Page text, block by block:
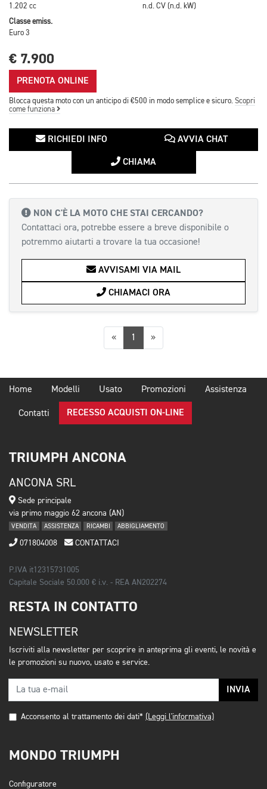
1.202 cc
n.d. CV (n.d. kW)
Classe emiss.
Euro 3
€ 7.900
PRENOTA ONLINE
Blocca questa moto con un anticipo di €500 in modo semplice e sicuro. Scopri
come funziona
RICHIEDI INFO AVVIA CHAT
CHIAMA
NON C'È LA MOTO CHE STAI CERCANDO?
Contattaci ora, potrebbe essere a breve disponibile o
potremmo aiutarti a trovare la tua occasione!
AVVISAMI VIA MAIL
CHIAMACI ORA
«Precedente
1 »Successiva
Home Modelli Usato Promozioni Assistenza
Contatti RECESSO ACQUISTI ON-LINE
TRIUMPH ANCONA
ANCONA SRL
Sede principale
via primo maggio 62 ancona (AN)
VENDITA ASSISTENZA RICAMBI ABBIGLIAMENTO
071804008 CONTATTACI
P.IVA it12315731005
Capitale Sociale 50.000 € i.v. - REA AN202274
RESTA IN CONTATTO
NEWSLETTER
Iscriviti alla newsletter per scoprire in anteprima gli eventi, le novità e
le promozioni su nuovo, usato e service.
INVIA
Acconsento al trattamento dei dati* (Leggi l'informativa)
MONDO TRIUMPH
Configuratore